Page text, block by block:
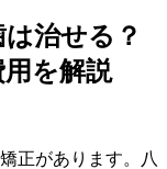
治せる？
を解説
正があります。八